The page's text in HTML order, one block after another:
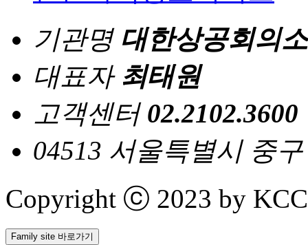
기관명 대한상공회의소
대표자 최태원
고객센터 02.2102.3600
04513 서울특별시 중
Copyright ⓒ 2023 by
Family site 바로가기